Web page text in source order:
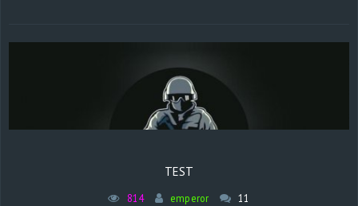
TEST
814 emperor 11